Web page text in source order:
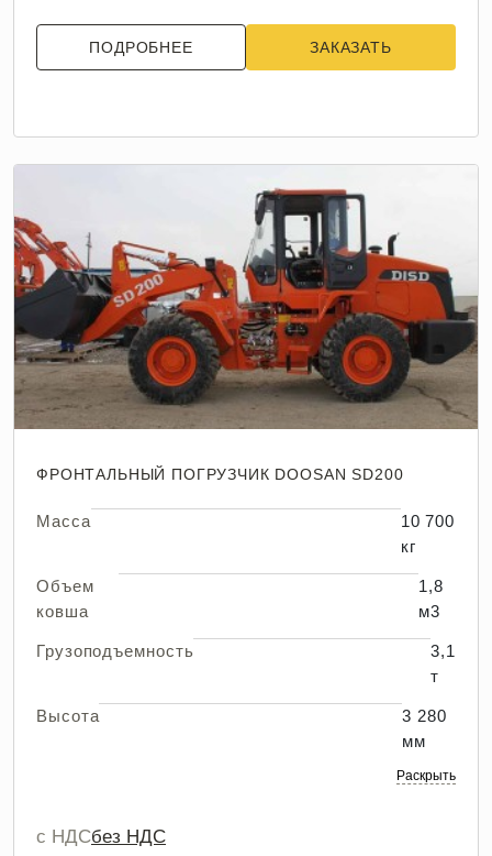
ПОДРОБНЕЕ ЗАКАЗАТЬ
ФРОНТАЛЬНЫЙ ПОГРУЗЧИК DOOSAN SD200
Масса
10 700
кг
Объем
ковша
1,8
м3
Грузоподъемность
3,1
т
Высота
3 280
мм
Раскрыть
с НДСбез НДС